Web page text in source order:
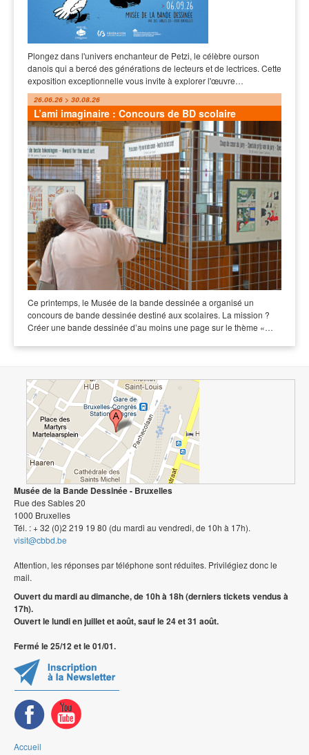
Plongez dans l'univers enchanteur de Petzi, le célèbre ourson
danois qui a bercé des générations de lecteurs et de lectrices. Cette
exposition exceptionnelle vous invite à explorer l'œuvre…
26.06.26 > 30.08.26
L’ami imaginaire : Concours de BD scolaire
Ce printemps, le Musée de la bande dessinée a organisé un
concours de bande dessinée destiné aux scolaires. La mission ?
Créer une bande dessinée d’au moins une page sur le thème «…
Musée de la Bande Dessinée - Bruxelles
Rue des Sables 20
1000 Bruxelles
Tél. : + 32 (0)2 219 19 80 (du mardi au vendredi, de 10h à 17h).
visit@cbbd.be
Attention, les réponses par téléphone sont réduites. Privilégiez donc le
mail.
Ouvert du mardi au dimanche, de 10h à 18h (derniers tickets vendus à
17h).
Ouvert le lundi en juillet et août, sauf le 24 et 31 août.
Fermé le 25/12 et le 01/01.
Accueil